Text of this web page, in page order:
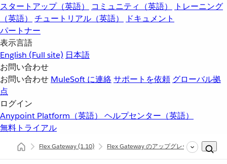
スタートアップ（英語）
コミュニティ（英語）
トレーニング
（英語）
チュートリアル（英語）
ドキュメント
パートナー
表示言語
English (Full site) 日本語
お問い合わせ
お問い合わせ MuleSoft に連絡サポートを依頼 グローバル拠
点
ログイン
Anypoint Platform（英語） ヘルプセンター（英語）
無料トライアル
Flex Gateway(1.10) Flex Gateway のアップグレードと保守